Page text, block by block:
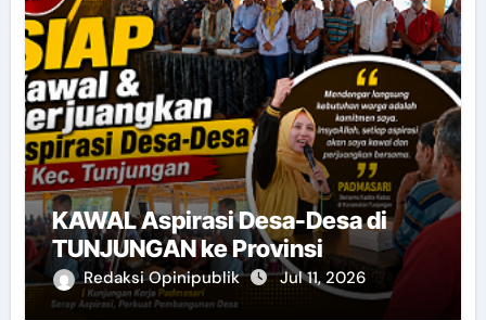
KAWAL Aspirasi Desa-Desa di
TUNJUNGAN ke Provinsi
Redaksi Opinipublik Jul 11, 2026